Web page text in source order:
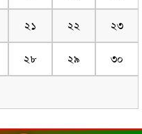
২১ ২২ ২৩
২৮ ২৯ ৩০